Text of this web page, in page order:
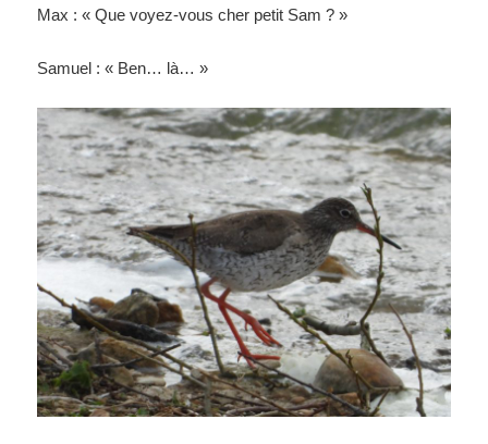
Max : « Que voyez-vous cher petit Sam ? »
Samuel : « Ben… là… »